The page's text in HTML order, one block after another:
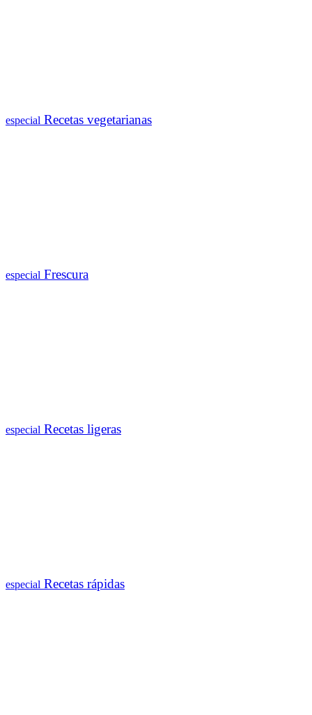
especial Recetas vegetarianas
especial Frescura
especial Recetas ligeras
especial Recetas rápidas